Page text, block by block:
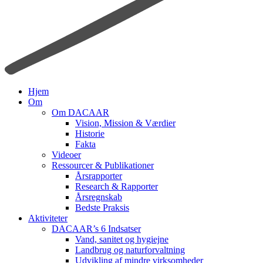
search
Menu
Hjem
Om
Om DACAAR
Vision, Mission & Værdier
Historie
Fakta
Videoer
Ressourcer & Publikationer
Årsrapporter
Research & Rapporter
Årsregnskab
Bedste Praksis
Aktiviteter
DACAAR’s 6 Indsatser
Vand, sanitet og hygiejne
Landbrug og naturforvaltning
Udvikling af mindre virksomheder